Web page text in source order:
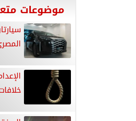
موضوعات